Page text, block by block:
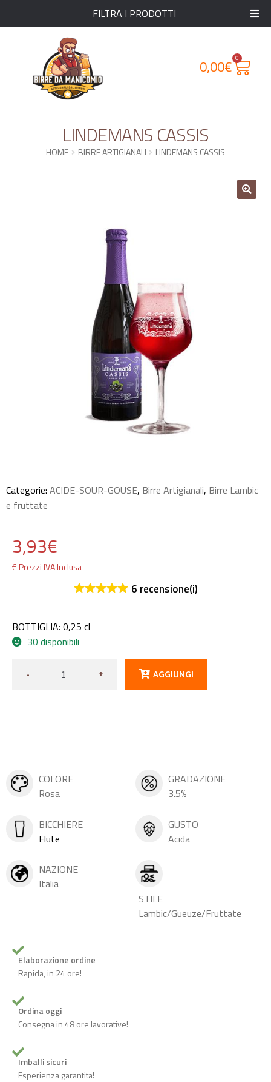
0,00€ 0
LINDEMANS CASSIS
HOME BIRRE ARTIGIANALI LINDEMANS CASSIS
Categorie: ACIDE-SOUR-GOUSE, Birre Artigianali, Birre Lambic
e fruttate
COLORE
Rosa
GRADAZIONE
3.5%
BICCHIERE
Flute
GUSTO
Acida
NAZIONE
Italia
STILE
Lambic/Gueuze/Fruttate
Elaborazione ordine
Rapida, in 24 ore!
Ordina oggi
Consegna in 48 ore lavorative!
Imballi sicuri
Esperienza garantita!
3,93€
€ Prezzi IVA Inclusa
6 recensione(i)
BOTTIGLIA: 0,25 cl
30 disponibili
- + AGGIUNGI
FILTRA I PRODOTTI